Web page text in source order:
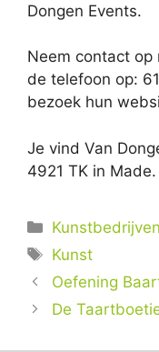
Dongen Events.
Neem contact op
de telefoon op:
bezoek hun
Je vind Van
4921 TK in Made.
Categorieën
Kunstbedrijven
Tags
Kunst
Oefening
De